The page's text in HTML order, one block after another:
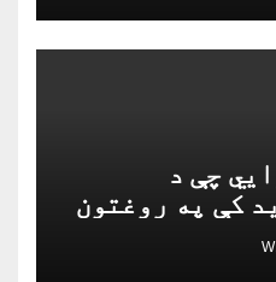
چې د
کې په روغتون
کسانو په ګډون څلور